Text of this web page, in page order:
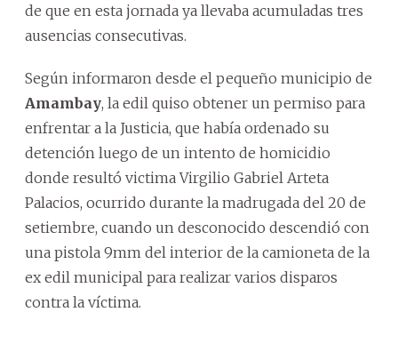
de que en esta jornada ya llevaba acumuladas tres
ausencias consecutivas.
Según informaron desde el pequeño municipio de
Amambay, la edil quiso obtener un permiso para
enfrentar a la Justicia, que había ordenado su
detención luego de un intento de homicidio
donde resultó victima Virgilio Gabriel Arteta
Palacios, ocurrido durante la madrugada del 20 de
setiembre, cuando un desconocido descendió con
una pistola 9mm del interior de la camioneta de la
ex edil municipal para realizar varios disparos
contra la víctima.